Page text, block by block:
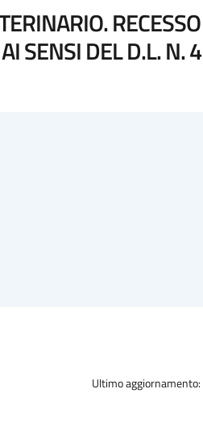
SENSI DEL D.L. N.
Ultimo